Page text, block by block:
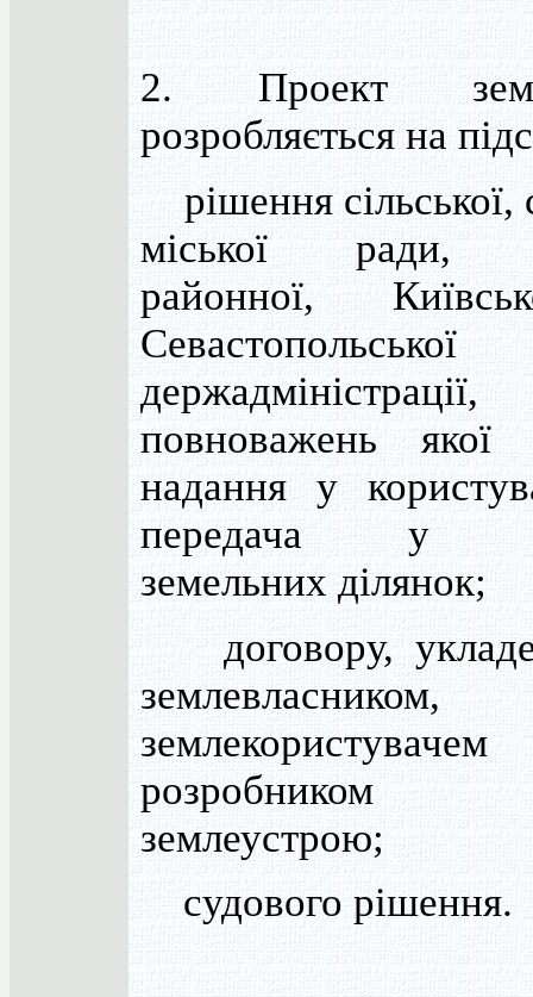
2. Проект
розробляється на
рішення сільської,
міської ради,
районної,
повноважень якої
надання у
передача у
земельних ділянок;
договору,
землевласником,
розробником
землеустрою;
судового рішення.